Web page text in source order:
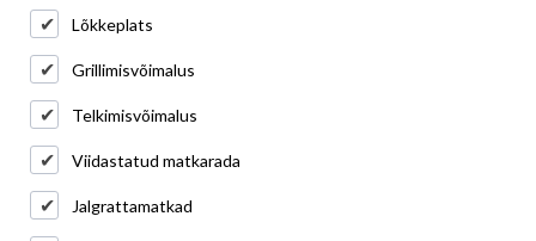
Lõkkeplats
Grillimisvõimalus
Telkimisvõimalus
Viidastatud matkarada
Jalgrattamatkad